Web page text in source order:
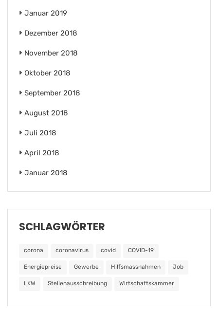
Januar 2019
Dezember 2018
November 2018
Oktober 2018
September 2018
August 2018
Juli 2018
April 2018
Januar 2018
SCHLAGWÖRTER
corona coronavirus covid COVID-19
Energiepreise Gewerbe Hilfsmassnahmen Job
LKW Stellenausschreibung Wirtschaftskammer